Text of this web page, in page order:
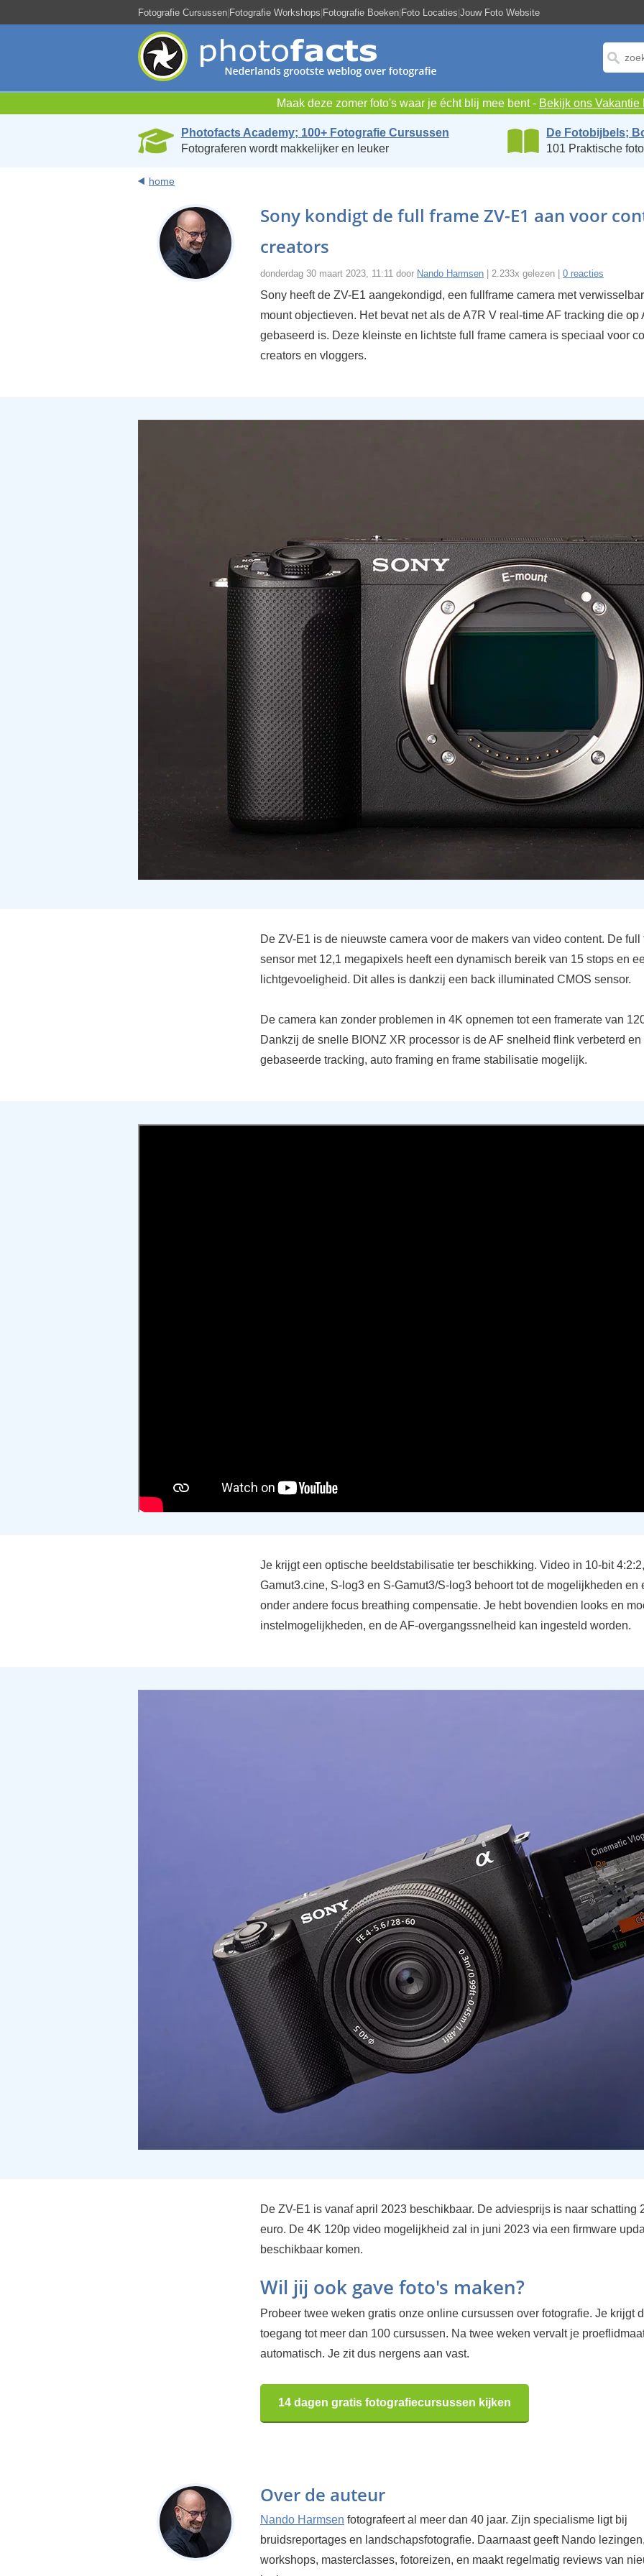
Fotografie Cursussen|Fotografie Workshops|Fotografie Boeken|Foto Locaties|Jouw Foto Website
Maak deze zomer foto's waar je écht blij mee bent - Bekijk ons Vakantie
Photofacts Academy; 100+ Fotografie Cursussen
Fotograferen wordt makkelijker en leuker
De Fotobijbels;
101 Praktische
home
Sony kondigt de full frame ZV-E1 aan voor
creators
donderdag 30 maart 2023, 11:11 door Nando Harmsen | 2.233x gelezen | 0 reacties
Sony heeft de ZV-E1 aangekondigd, een fullframe camera met
mount objectieven. Het bevat net als de A7R V real-time AF tracking die op
gebaseerd is. Deze kleinste en lichtste full frame camera is speciaal voor
creators en vloggers.
De ZV-E1 is de nieuwste camera voor de makers van video content. De full
sensor met 12,1 megapixels heeft een dynamisch bereik van 15 stops en
lichtgevoeligheid. Dit alles is dankzij een back illuminated CMOS sensor.
De camera kan zonder problemen in 4K opnemen tot een framerate van
Dankzij de snelle BIONZ XR processor is de AF snelheid flink verbeterd en
gebaseerde tracking, auto framing en frame stabilisatie mogelijk.
Je krijgt een optische beeldstabilisatie ter beschikking. Video in 10-bit
Gamut3.cine, S-log3 en S-Gamut3/S-log3 behoort tot de mogelijkheden en
onder andere focus breathing compensatie. Je hebt bovendien looks en
instelmogelijkheden, en de AF-overgangssnelheid kan ingesteld worden.
De ZV-E1 is vanaf april 2023 beschikbaar. De adviesprijs is naar schatting
euro. De 4K 120p video mogelijkheid zal in juni 2023 via een firmware
beschikbaar komen.
Wil jij ook gave foto's maken?
Probeer twee weken gratis onze online cursussen over fotografie. Je krijgt
toegang tot meer dan 100 cursussen. Na twee weken vervalt je
automatisch. Je zit dus nergens aan vast.
14 dagen gratis fotografiecursussen kijken
Over de auteur
Nando Harmsen fotografeert al meer dan 40 jaar. Zijn specialisme ligt bij
bruidsreportages en landschapsfotografie. Daarnaast geeft Nando lezingen,
workshops, masterclasses, fotoreizen, en maakt regelmatig reviews van